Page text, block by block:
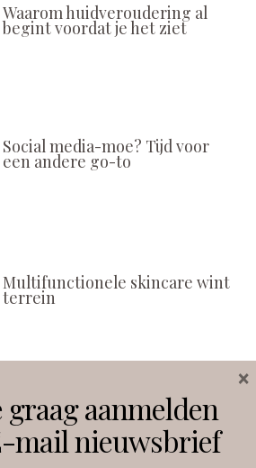
Waarom huidveroudering al
begint voordat je het ziet
Social media-moe? Tijd voor
een andere go-to
Multifunctionele skincare wint
terrein
Facebook
aanmelden
mail nieuwsbrief
×